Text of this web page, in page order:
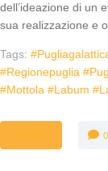
dell’ideazione di un
sua realizzazione e
Tags:
#regionepuglia
#mottola #labum
0